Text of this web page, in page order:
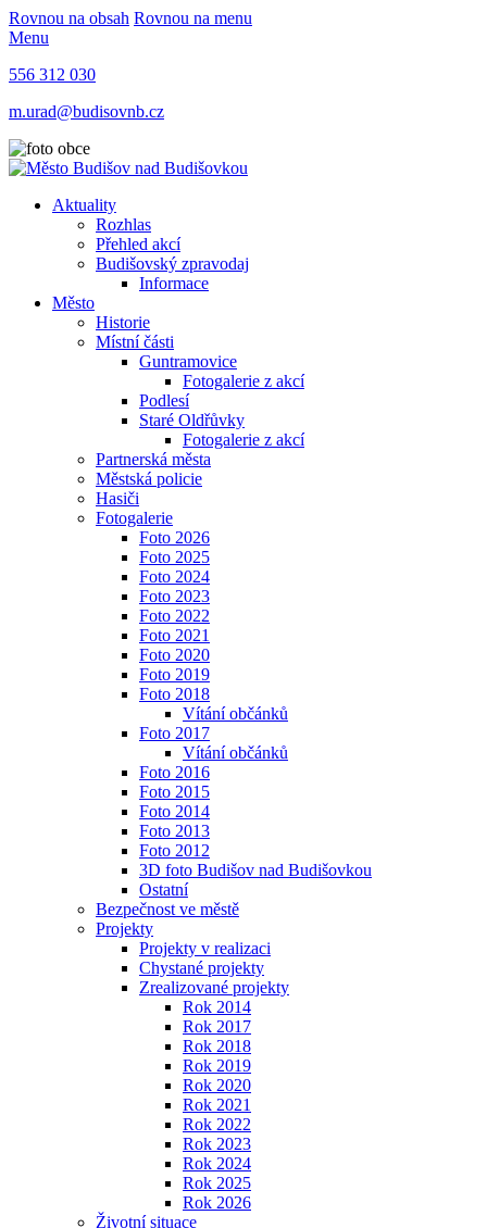
Rovnou na obsah Rovnou na menu
Menu
556 312 030
m.urad@budisovnb.cz
Aktuality
Rozhlas
Přehled akcí
Budišovský zpravodaj
Informace
Město
Historie
Místní části
Guntramovice
Fotogalerie z akcí
Podlesí
Staré Oldřůvky
Fotogalerie z akcí
Partnerská města
Městská policie
Hasiči
Fotogalerie
Foto 2026
Foto 2025
Foto 2024
Foto 2023
Foto 2022
Foto 2021
Foto 2020
Foto 2019
Foto 2018
Vítání občánků
Foto 2017
Vítání občánků
Foto 2016
Foto 2015
Foto 2014
Foto 2013
Foto 2012
3D foto Budišov nad Budišovkou
Ostatní
Bezpečnost ve městě
Projekty
Projekty v realizaci
Chystané projekty
Zrealizované projekty
Rok 2014
Rok 2017
Rok 2018
Rok 2019
Rok 2020
Rok 2021
Rok 2022
Rok 2023
Rok 2024
Rok 2025
Rok 2026
Životní situace